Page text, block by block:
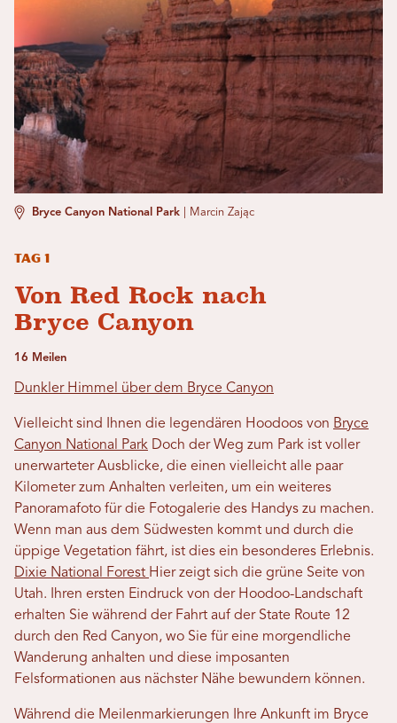
Bryce Canyon National Park Marcin Zając
Tag 1
Von Red Rock nach
Bryce Canyon
16 Meilen
Dunkler Himmel über dem Bryce Canyon
Vielleicht sind Ihnen die legendären Hoodoos von Bryce
Canyon National Park Doch der Weg zum Park ist voller
unerwarteter Ausblicke, die einen vielleicht alle paar
Kilometer zum Anhalten verleiten, um ein weiteres
Panoramafoto für die Fotogalerie des Handys zu machen.
Wenn man aus dem Südwesten kommt und durch die
üppige Vegetation fährt, ist dies ein besonderes Erlebnis.
Dixie National Forest Hier zeigt sich die grüne Seite von
Utah. Ihren ersten Eindruck von der Hoodoo-Landschaft
erhalten Sie während der Fahrt auf der State Route 12
durch den Red Canyon, wo Sie für eine morgendliche
Wanderung anhalten und diese imposanten
Felsformationen aus nächster Nähe bewundern können.
Während die Meilenmarkierungen Ihre Ankunft im Bryce